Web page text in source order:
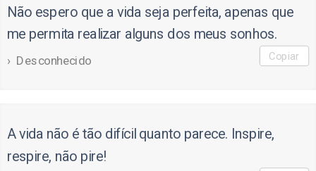
Não espero que a vida seja perfeita, apenas que
me permita realizar alguns dos meus sonhos.
Desconhecido Copiar
A vida não é tão difícil quanto parece. Inspire,
respire, não pire!